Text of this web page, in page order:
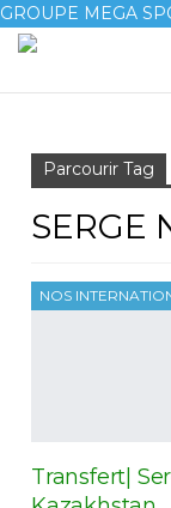
GROUPE MEGA
2023/pl/P
Parcourir Tag
SERGE
Transfert|